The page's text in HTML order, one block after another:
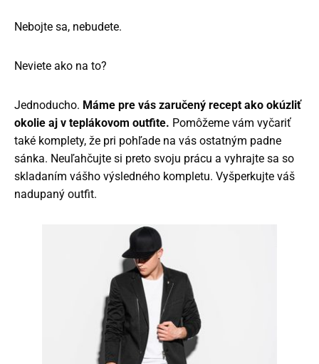
Nebojte sa, nebudete.
Neviete ako na to?
Jednoducho. Máme pre vás zaručený recept ako okúzliť
okolie aj v teplákovom outfite. Pomôžeme vám vyčariť
také komplety, že pri pohľade na vás ostatným padne
sánka. Neuľahčujte si preto svoju prácu a vyhrajte sa so
skladaním vášho výsledného kompletu. Vyšperkujte váš
nadupaný outfit.